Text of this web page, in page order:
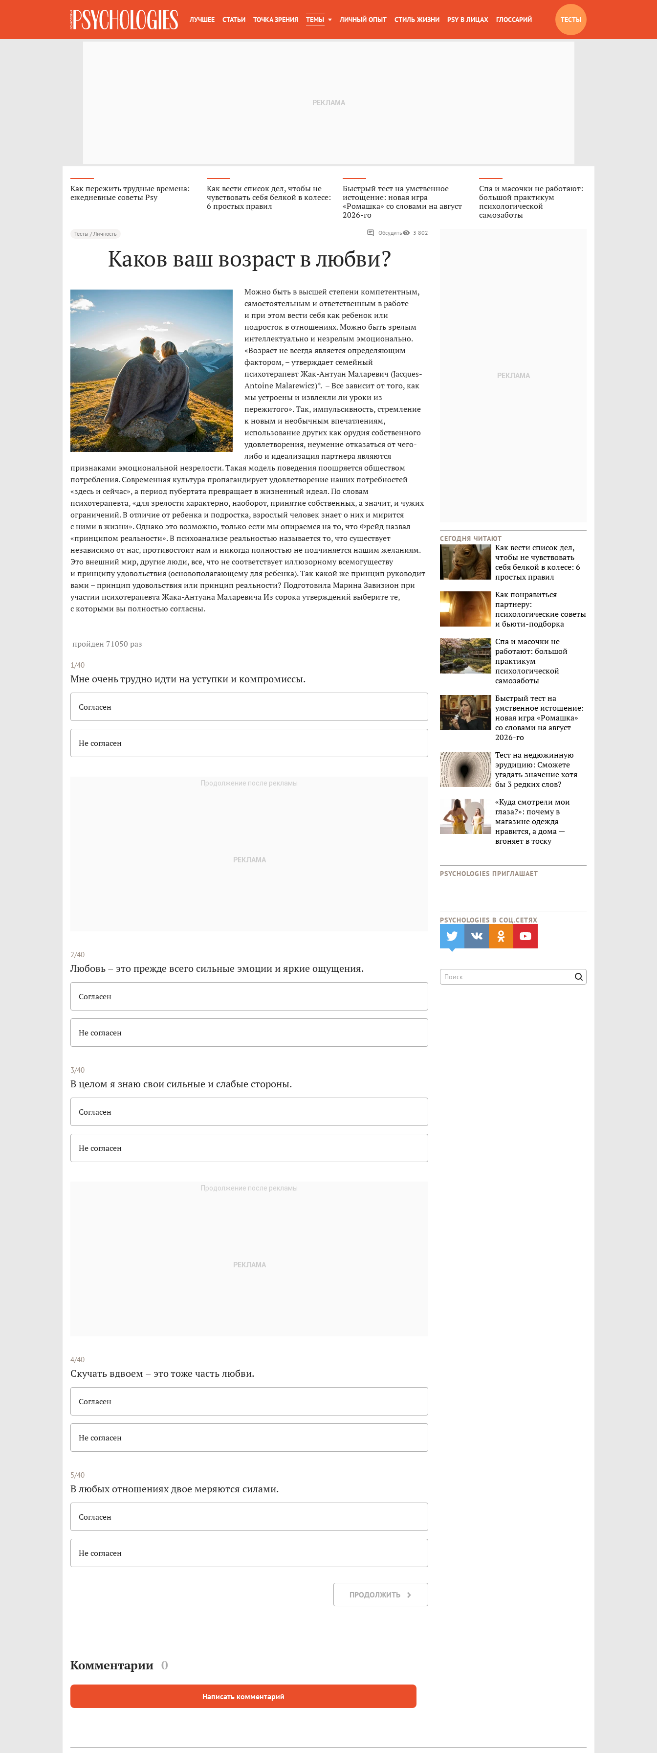
ЛУЧШЕЕ СТАТЬИ ТОЧКА ЗРЕНИЯ ТЕМЫ ЛИЧНЫЙ ОПЫТ СТИЛЬ ЖИЗНИ PSY В ЛИЦАХ ГЛОССАРИЙ ТЕСТЫ
Как пережить трудные времена:
ежедневные советы Psy
Как вести список дел, чтобы не
чувствовать себя белкой в колесе:
6 простых правил
Быстрый тест на умственное
истощение: новая игра
«Ромашка» со словами на август
2026-го
Спа и масочки не работают:
большой практикум
психологической
самозаботы
Тесты / Личность Обсудить 3 802
Каков ваш возраст в любви?
Можно быть в высшей степени компетентным,
самостоятельным и ответственным в работе
и при этом вести себя как ребенок или
подросток в отношениях. Можно быть зрелым
интеллектуально и незрелым эмоционально.
«Возраст не всегда является определяющим
фактором, – утверждает семейный
психотерапевт Жак-Антуан Маларевич (Jacques-
Antoine Malarewicz)*. – Все зависит от того, как
мы устроены и извлекли ли уроки из
пережитого». Так, импульсивность, стремление
к новым и необычным впечатлениям,
использование других как орудия собственного
удовлетворения, неумение отказаться от чего-
либо и идеализация партнера являются
признаками эмоциональной незрелости. Такая модель поведения поощряется обществом
потребления. Современная культура пропагандирует удовлетворение наших потребностей
«здесь и сейчас», а период пубертата превращает в жизненный идеал. По словам
психотерапевта, «для зрелости характерно, наоборот, принятие собственных, а значит, и чужих
ограничений. В отличие от ребенка и подростка, взрослый человек знает о них и мирится
с ними в жизни». Однако это возможно, только если мы опираемся на то, что Фрейд назвал
«принципом реальности». В психоанализе реальностью называется то, что существует
независимо от нас, противостоит нам и никогда полностью не подчиняется нашим желаниям.
Это внешний мир, другие люди, все, что не соответствует иллюзорному всемогуществу
и принципу удовольствия (основополагающему для ребенка). Так какой же принцип руководит
вами – принцип удовольствия или принцип реальности? Подготовила Марина Завизион при
участии психотерапевта Жака-Антуана Маларевича Из сорока утверждений выберите те,
с которыми вы полностью согласны.
пройден 71050 раз
1/40
Мне очень трудно идти на уступки и компромиссы.
Согласен
Не согласен
2/40
Любовь – это прежде всего сильные эмоции и яркие ощущения.
Согласен
Не согласен
3/40
В целом я знаю свои сильные и слабые стороны.
Согласен
Не согласен
4/40
Скучать вдвоем – это тоже часть любви.
Согласен
Не согласен
5/40
В любых отношениях двое меряются силами.
Согласен
Не согласен
ПРОДОЛЖИТЬ
Комментарии 0
Написать комментарий
СЕГОДНЯ ЧИТАЮТ
Как вести список дел,
чтобы не чувствовать
себя белкой в колесе: 6
простых правил
Как понравиться
партнеру:
психологические советы
и бьюти-подборка
Спа и масочки не
работают: большой
практикум
психологической
самозаботы
Быстрый тест на
умственное истощение:
новая игра «Ромашка»
со словами на август
2026-го
Тест на недюжинную
эрудицию: Сможете
угадать значение хотя
бы 3 редких слов?
«Куда смотрели мои
глаза?»: почему в
магазине одежда
нравится, а дома —
вгоняет в тоску
PSYCHOLOGIES ПРИГЛАШАЕТ
PSYCHOLOGIES В CОЦ.СЕТЯХ